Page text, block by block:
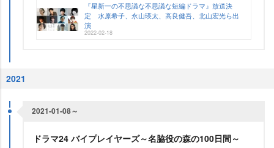
『星新一の不思議な不思議な短編ドラマ』放送決
定 水原希子、永山瑛太、高良健吾、北山宏光ら出
演
2022-02-18
2021
2021-01-08～
ドラマ24 バイプレイヤーズ～名脇役の森の100日間～